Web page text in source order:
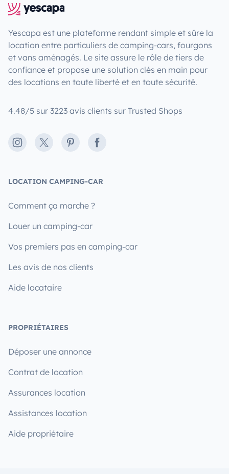
Yescapa est une plateforme rendant simple et sûre la
location entre particuliers de camping-cars, fourgons
et vans aménagés. Le site assure le rôle de tiers de
confiance et propose une solution clés en main pour
des locations en toute liberté et en toute sécurité.
4.48/5 sur 3223 avis clients sur Trusted Shops
Instagram
X PinterestFacebook
LOCATION CAMPING-CAR
Comment ça marche ?
Louer un camping-car
Vos premiers pas en camping-car
Les avis de nos clients
Aide locataire
PROPRIÉTAIRES
Déposer une annonce
Contrat de location
Assurances location
Assistances location
Aide propriétaire